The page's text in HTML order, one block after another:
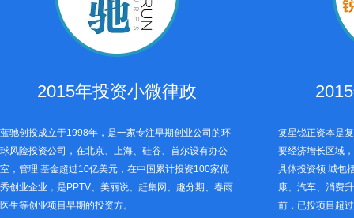
2015年投资小微律政
蓝驰创投成立于1998年，是一家专注早期创业公司的环
球风险投资公司，在北京、上海、硅谷、首尔设有办公
室，管理 基金超过10亿美元，在中国累计投资100家优
秀创业企业，是PPTV、美丽说、赶集网、趣分期、春雨
医生等创业项目早期的投资方。
复星锐正资本是
要经济增长区域
具体投资领 域包
康、汽车、消费
前，已投项目超